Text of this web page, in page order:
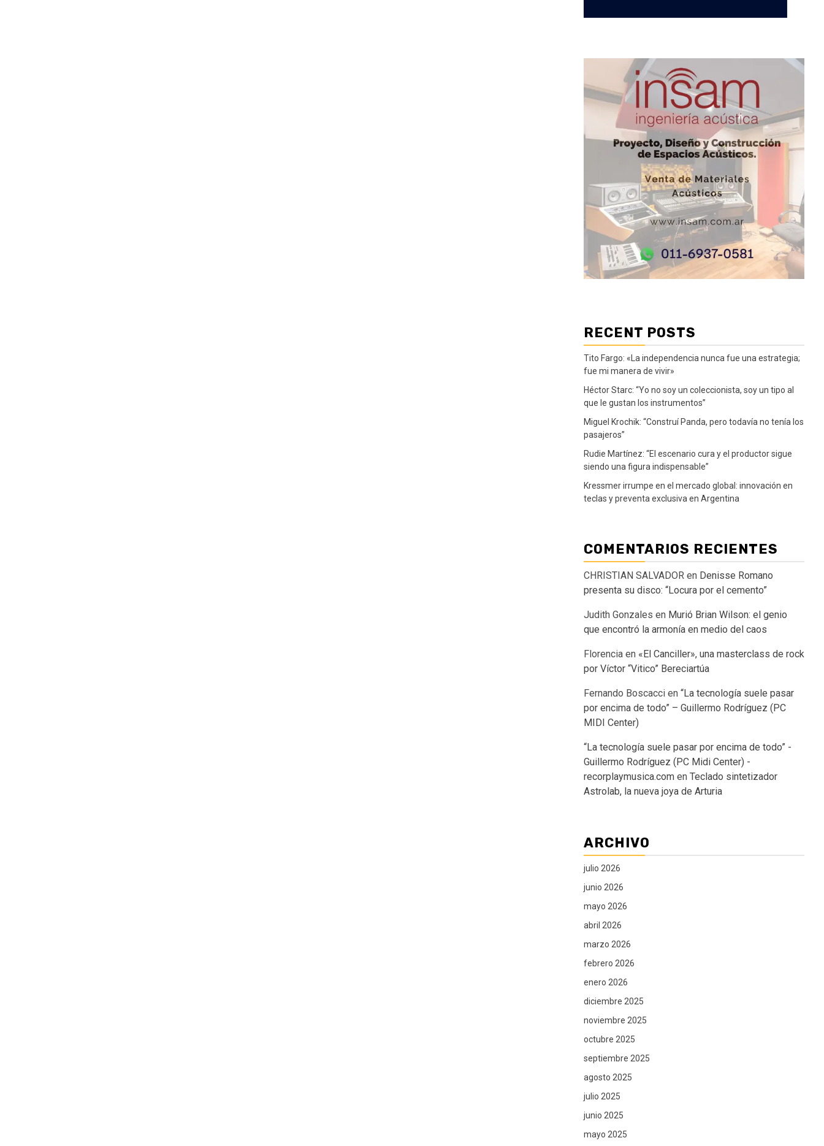
RECENT POSTS
Tito Fargo: «La independencia nunca fue una estrategia;
fue mi manera de vivir»
Héctor Starc: “Yo no soy un coleccionista, soy un tipo al
que le gustan los instrumentos”
Miguel Krochik: “Construí Panda, pero todavía no tenía los
pasajeros”
Rudie Martínez: “El escenario cura y el productor sigue
siendo una figura indispensable”
Kressmer irrumpe en el mercado global: innovación en
teclas y preventa exclusiva en Argentina
COMENTARIOS RECIENTES
CHRISTIAN SALVADOR en Denisse Romano
presenta su disco: “Locura por el cemento”
Judith Gonzales en Murió Brian Wilson: el genio
que encontró la armonía en medio del caos
Florencia en «El Canciller», una masterclass de rock
por Víctor “Vitico” Bereciartúa
Fernando Boscacci en “La tecnología suele pasar
por encima de todo” – Guillermo Rodríguez (PC
MIDI Center)
“La tecnología suele pasar por encima de todo” -
Guillermo Rodríguez (PC Midi Center) -
recorplaymusica.com en Teclado sintetizador
Astrolab, la nueva joya de Arturia
ARCHIVO
julio 2026
junio 2026
mayo 2026
abril 2026
marzo 2026
febrero 2026
enero 2026
diciembre 2025
noviembre 2025
octubre 2025
septiembre 2025
agosto 2025
julio 2025
junio 2025
mayo 2025